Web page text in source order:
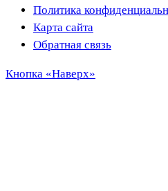
Политика
Карта сайта
Обратная связь
Кнопка «Наверх»